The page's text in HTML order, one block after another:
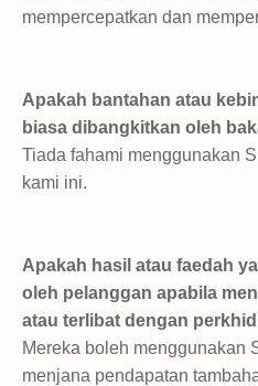
mempercepatkan dan
Apakah bantahan atau
biasa dibangkitkan oleh
Tiada fahami menggunakan
kami ini.
Apakah hasil atau faedah
oleh pelanggan apabila
atau terlibat dengan
Mereka boleh menggunakan
menjana pendapatan